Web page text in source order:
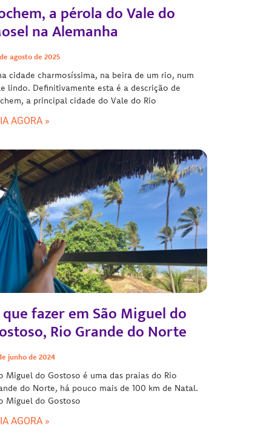
a pérola do Vale do
na Alemanha
agosto de 2025
cidade charmosíssima, na beira de um rio, num
lindo. Definitivamente esta é a descrição de
a principal cidade do Vale do Rio
AGORA »
que fazer em São Miguel do
Rio Grande do Norte
junho de 2024
Miguel do Gostoso é uma das praias do Rio
do Norte, há pouco mais de 100 km de Natal.
Miguel do Gostoso
AGORA »